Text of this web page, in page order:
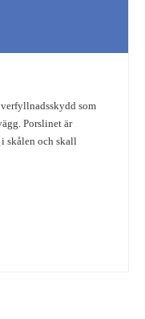
som
Porslinet är
skålen och skall